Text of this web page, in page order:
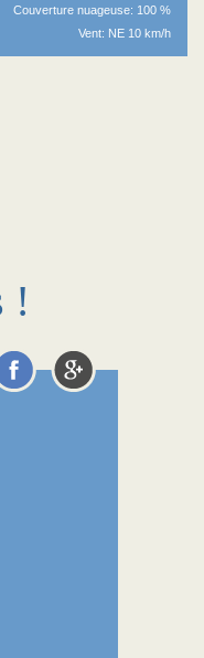
Couverture nuageuse: 100 %
Vent: NE 10 km/h
!